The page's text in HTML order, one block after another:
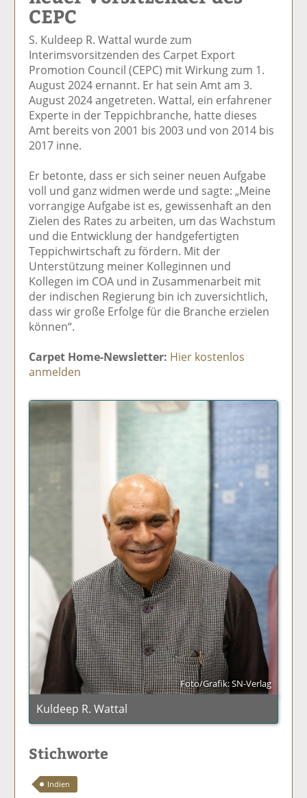
F
ac
e
b
o
o
il
e
n
tt
er
n
n
k
e
di
n
e
n
m
ai
l
v
er
d
e
n
CEPC
S. Kuldeep R. Wattal wurde zum
Interimsvorsitzenden des Carpet Export
Promotion Council (CEPC) mit Wirkung zum 1.
August 2024 ernannt. Er hat sein Amt am 3.
August 2024 angetreten. Wattal, ein erfahrener
Experte in der Teppichbranche, hatte dieses
Amt bereits von 2001 bis 2003 und von 2014 bis
2017 inne.
Er betonte, dass er sich seiner neuen Aufgabe
voll und ganz widmen werde und sagte: „Meine
vorrangige Aufgabe ist es, gewissenhaft an den
Zielen des Rates zu arbeiten, um das Wachstum
und die Entwicklung der handgefertigten
Teppichwirtschaft zu fördern. Mit der
Unterstützung meiner Kolleginnen und
Kollegen im COA und in Zusammenarbeit mit
der indischen Regierung bin ich zuversichtlich,
dass wir große Erfolge für die Branche erzielen
können“.
Carpet Home-Newsletter: Hier kostenlos
anmelden
Foto/Grafik: SN-Verlag
Kuldeep R. Wattal
Stichworte
Indien